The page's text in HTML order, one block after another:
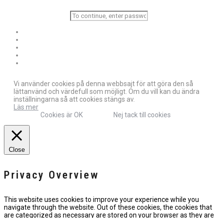
Vi använder cookies på denna webbsajt för att göra den så
lättanvänd och värdefull som möjligt. Om du vill kan du ändra
inställningarna så att cookies stängs av.
Läs mer
Cookies är OK
Nej tack till cookies
Close
Privacy Overview
This website uses cookies to improve your experience while you
navigate through the website. Out of these cookies, the cookies that
are categorized as necessary are stored on your browser as they are